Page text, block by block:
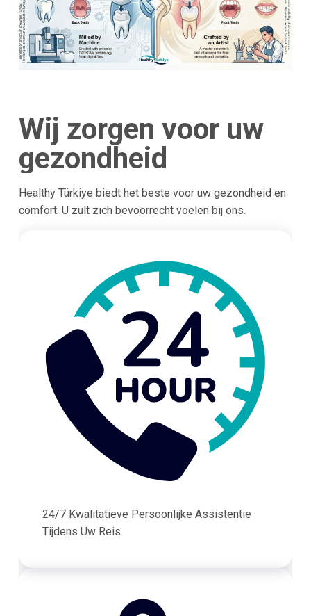
Wij zorgen voor uw
gezondheid
Healthy Türkiye biedt het beste voor uw gezondheid en
comfort. U zult zich bevoorrecht voelen bij ons.
24/7 Kwalitatieve Persoonlijke Assistentie
Tijdens Uw Reis